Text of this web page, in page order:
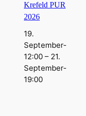
Krefeld PUR
2026
19.
September-
12:00 – 21.
September-
19:00